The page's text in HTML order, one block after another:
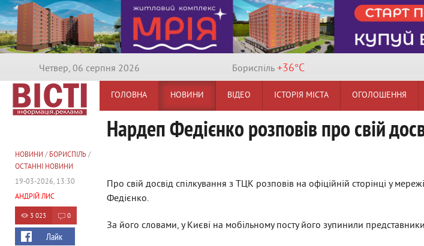
Четвер, 06 серпня 2026 Бориспiль +36°C
ГОЛОВНА НОВИНИ ВІДЕО ІСТОРІЯ МІСТА ОГОЛОШЕННЯ
Нардеп Федієнко розповів про свій
Про свій досвід спілкування з ТЦК розповів на офіційній сторінці у
Федієнко.
За його словами, у Києві на мобільному посту його зупинили
НОВИНИ/ БОРИСПІЛЬ/
ОСТАННІ НОВИНИ
19-03-2026, 13:30
АНДРІЙ ЛИС
3 023 0
Лайк